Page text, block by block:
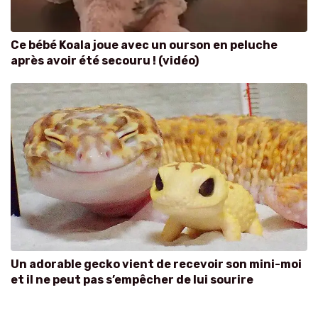
Ce bébé Koala joue avec un ourson en peluche
après avoir été secouru ! (vidéo)
Un adorable gecko vient de recevoir son mini-moi
et il ne peut pas s’empêcher de lui sourire